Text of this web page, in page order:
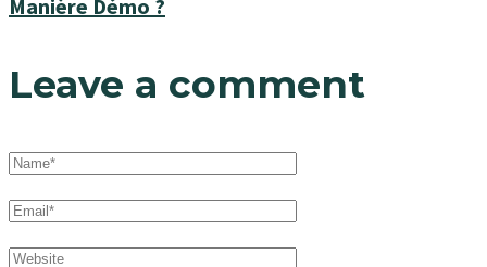
Manière Démo ?
Leave a comment